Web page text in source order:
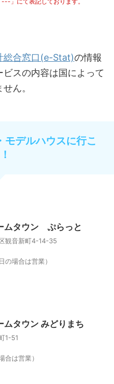
総合窓口(e-Stat)の情報
スの内容は国によって
ん。
モデルハウスに行こ
ムタウン ぷらっと
観音新町4-14-35
の場合は営業）
ムタウン みどりまち
1-51
合は営業）